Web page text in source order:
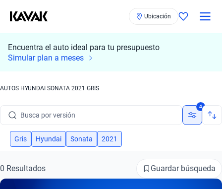
Ubicación
Encuentra el auto ideal para tu presupuesto
Simular plan a meses
AUTOS HYUNDAI SONATA 2021 GRIS
Busca por marca
Busca por año
Busca por marca
Busca por modelo
4
Gris Hyundai Sonata 2021
0 Resultados Guardar búsqueda